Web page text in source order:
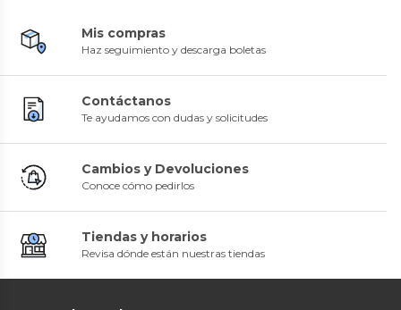
Mis compras
Haz seguimiento y descarga boletas
Contáctanos
Te ayudamos con dudas y solicitudes
Cambios y Devoluciones
Conoce cómo pedirlos
Tiendas y horarios
Revisa dónde están nuestras tiendas